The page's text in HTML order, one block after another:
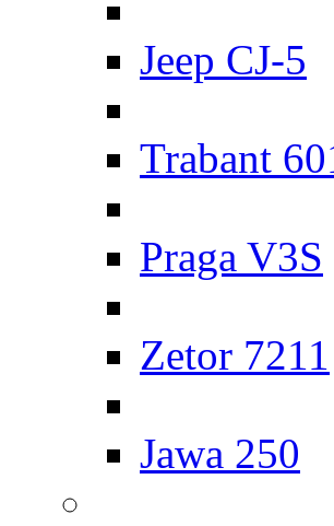
Jeep CJ-5
Trabant
Praga V3S
Zetor 7211
Jawa 250